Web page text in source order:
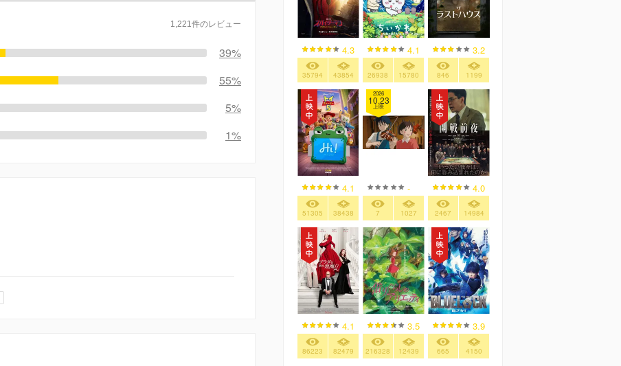
1,221件のレビュー
39%
55%
5%
1%
4.3
35794 43854
4.1
26938 15780
3.2
846 1199
4.1
51305 38438
2026
10.23
上映
-
7 1027
4.0
2467 14984
4.1
86223 82479
3.5
216328 12439
3.9
665 4150